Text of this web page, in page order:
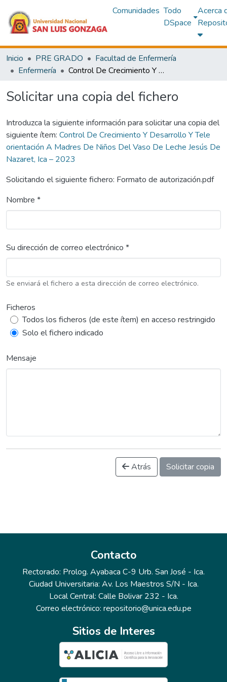
Comunidades Todo
DSpace
Acerca
Inicio PRE GRADO
Facultad de Enfermería
Enfermería
Control De Crecimiento Y Desarrollo Y Tele orientación A Madres De Niños Del Vaso De Leche Jesús De Nazaret, Ica – 2023
Solicitar una copia del fichero
Introduzca la siguiente información para solicitar una copia del
siguiente ítem: Control De Crecimiento Y Desarrollo Y Tele
orientación A Madres De Niños Del Vaso De Leche Jesús De
Nazaret, Ica – 2023
Solicitando el siguiente fichero: Formato de autorización.pdf
Nombre *
Su dirección de correo electrónico *
Se enviará el fichero a esta dirección de correo electrónico.
Ficheros
Todos los ficheros (de este ítem) en acceso restringido
Solo el fichero indicado
Mensaje
Atrás Solicitar copia
Contacto
Rectorado: Prolog. Ayabaca C-9 Urb. San José - Ica.
Ciudad Universitaria: Av. Los Maestros S/N - Ica.
Local Central: Calle Bolivar 232 - Ica.
Correo electrónico: repositorio@unica.edu.pe
Sitios de Interes